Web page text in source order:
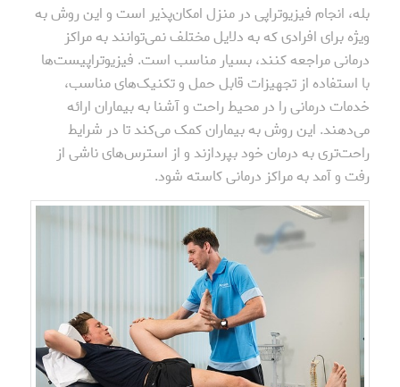
بله، انجام فیزیوتراپی در منزل امکان‌پذیر است و این روش به
ویژه برای افرادی که به دلایل مختلف نمی‌توانند به مراکز
درمانی مراجعه کنند، بسیار مناسب است. فیزیوتراپیست‌ها
با استفاده از تجهیزات قابل حمل و تکنیک‌های مناسب،
خدمات درمانی را در محیط راحت و آشنا به بیماران ارائه
می‌دهند. این روش به بیماران کمک می‌کند تا در شرایط
راحت‌تری به درمان خود بپردازند و از استرس‌های ناشی از
رفت و آمد به مراکز درمانی کاسته شود.